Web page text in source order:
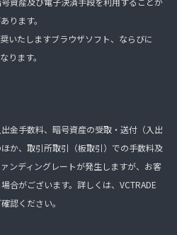
ります。
いたしますブラウザソフト、ならびに
ります。
金手数料、暗号資産の受取・送付（入出
か、取引所取引（板取引）での手数料及
ンディングレートが発生しますが、お客
合がございます。詳しくは、VCTRADE
認ください。